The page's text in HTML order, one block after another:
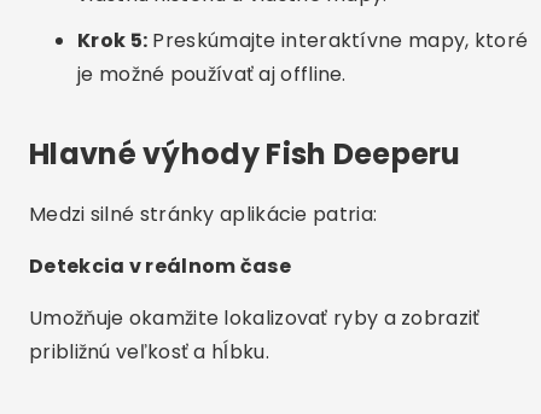
približnú veľkosť a hĺbku.
Pomáha identifikovať najlepšie miesta na rybolov
v riekach, jazerách alebo mori.
Funkcia offline
Mapy a údaje je možné uložiť na použitie na
miestach bez prístupu na internet.